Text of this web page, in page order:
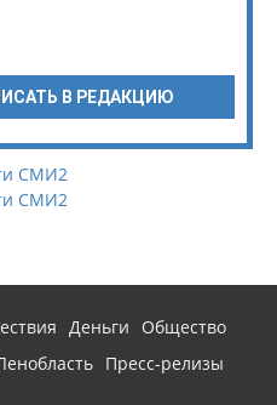
В РЕДАКЦИЮ
СМИ2
СМИ2
Деньги
Общество
Пресс-релизы